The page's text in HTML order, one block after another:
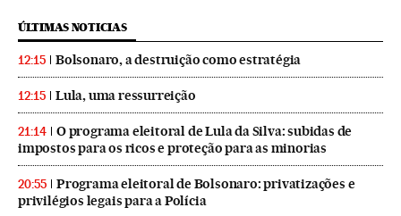
ÚLTIMAS NOTICIAS
12:15 Bolsonaro, a destruição como estratégia
12:15 Lula, uma ressurreição
21:14
O programa eleitoral de Lula da Silva: subidas de
impostos para os ricos e proteção para as minorias
20:55
Programa eleitoral de Bolsonaro: privatizações e
privilégios legais para a Polícia